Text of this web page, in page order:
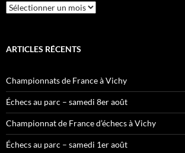
Archives
ARTICLES RÉCENTS
Championnats de France à Vichy
Échecs au parc – samedi 8er août
Championnat de France d’échecs à Vichy
Échecs au parc – samedi 1er août